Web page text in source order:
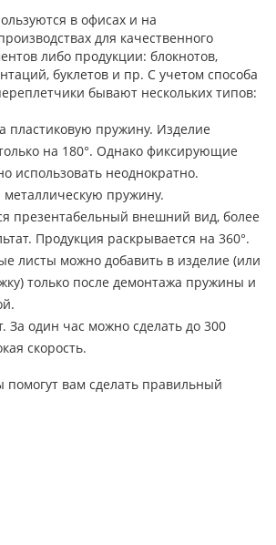
в офисах и на
для качественного
либо продукции: блокнотов,
буклетов и пр. С учетом способа
бывают нескольких типов:
пластиковую пружину. Изделие
на 180°. Однако фиксирующие
использовать неоднократно.
пружину.
презентабельный внешний вид, более
Продукция раскрывается на 360°.
листы можно добавить в изделие (или
только после демонтажа пружины и
За один час можно сделать до 300
скорость.
вам сделать правильный